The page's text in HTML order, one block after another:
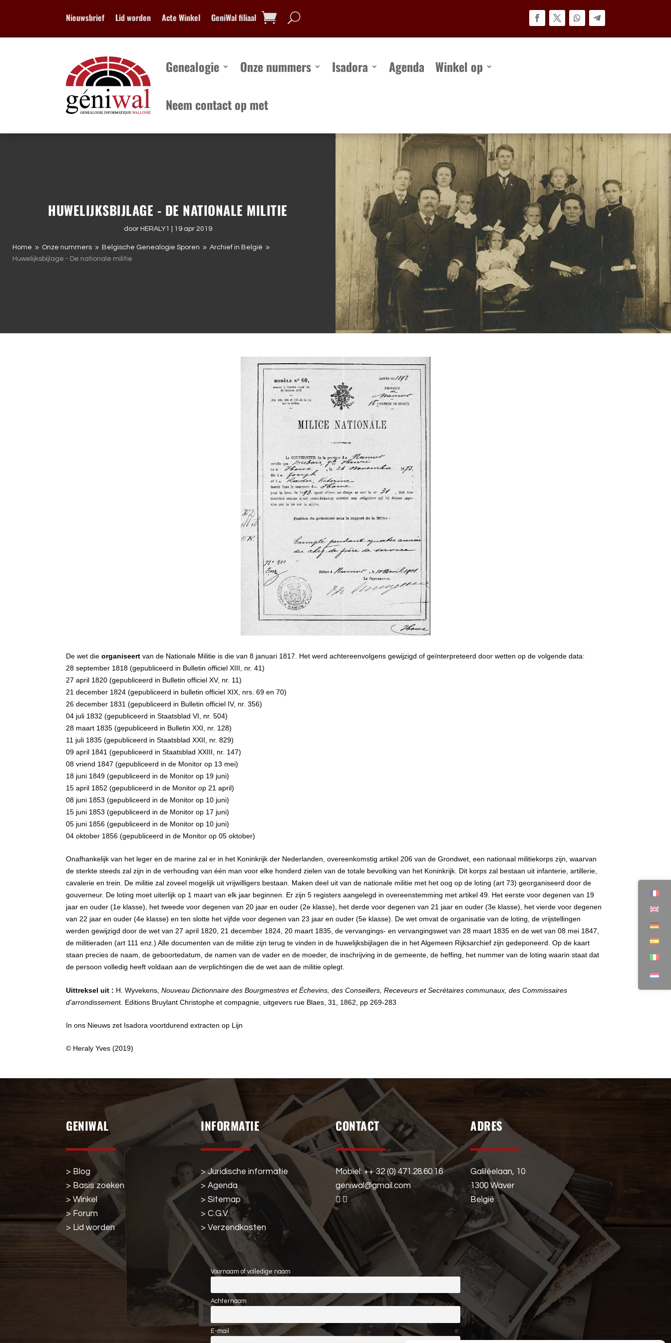
Nieuwsbrief Lid worden Acte Winkel GeniWal filiaal
Genealogie Onze nummers Isadora Agenda Winkel op
Neem contact op met
Isadora Agenda Winkel op Neem contact op met
HUWELIJKSBIJLAGE - DE NATIONALE MILITIE
door HERALY1 19 apr 2019
Home 9 Onze nummers 9 Belgische Genealogie Sporen 9 Archief in België 9
Huwelijksbijlage - De nationale militie
De wet die organiseert van de Nationale Militie is die van 8 januari 1817. Het werd achtereenvolgens gewijzigd of geïnterpreteerd door wetten op de volgende data:
28 september 1818 (gepubliceerd in Bulletin officiel XIII, nr. 41)
27 april 1820 (gepubliceerd in Bulletin officiel XV, nr. 11)
21 december 1824 (gepubliceerd in bulletin officiel XIX, nrs. 69 en 70)
26 december 1831 (gepubliceerd in Bulletin officiel IV, nr. 356)
04 juli 1832 (gepubliceerd in Staatsblad VI, nr. 504)
28 maart 1835 (gepubliceerd in Bulletin XXI, nr. 128)
11 juli 1835 (gepubliceerd in Staatsblad XXII, nr. 829)
09 april 1841 (gepubliceerd in Staatsblad XXIII, nr. 147)
08 vriend 1847 (gepubliceerd in de Monitor op 13 mei)
18 juni 1849 (gepubliceerd in de Monitor op 19 juni)
15 april 1852 (gepubliceerd in de Monitor op 21 april)
08 juni 1853 (gepubliceerd in de Monitor op 10 juni)
15 juni 1853 (gepubliceerd in de Monitor op 17 juni)
05 juni 1856 (gepubliceerd in de Monitor op 10 juni)
04 oktober 1856 (gepubliceerd in de Monitor op 05 oktober)
Onafhankelijk van het leger en de marine zal er in het Koninkrijk der Nederlanden, overeenkomstig artikel 206 van de Grondwet, een nationaal militiekorps zijn, waarvan
de sterkte steeds zal zijn in de verhouding van één man voor elke honderd zielen van de totale bevolking van het Koninkrijk. Dit korps zal bestaan uit infanterie, artillerie,
cavalerie en trein. De militie zal zoveel mogelijk uit vrijwilligers bestaan. Maken deel uit van de nationale militie met het oog op de loting (art 73) georganiseerd door de
gouverneur. De loting moet uiterlijk op 1 maart van elk jaar beginnen. Er zijn 5 registers aangelegd in overeenstemming met artikel 49. Het eerste voor degenen van 19
jaar en ouder (1e klasse), het tweede voor degenen van 20 jaar en ouder (2e klasse), het derde voor degenen van 21 jaar en ouder (3e klasse), het vierde voor degenen
van 22 jaar en ouder (4e klasse) en ten slotte het vijfde voor degenen van 23 jaar en ouder (5e klasse). De wet omvat de organisatie van de loting, de vrijstellingen
werden gewijzigd door de wet van 27 april 1820, 21 december 1824, 20 maart 1835, de vervangings- en vervangingswet van 28 maart 1835 en de wet van 08 mei 1847,
de militieraden (art 111 enz.) Alle documenten van de militie zijn terug te vinden in de huwelijksbijlagen die in het Algemeen Rijksarchief zijn gedeponeerd. Op de kaart
staan precies de naam, de geboortedatum, de namen van de vader en de moeder, de inschrijving in de gemeente, de heffing, het nummer van de loting waarin staat dat
de persoon volledig heeft voldaan aan de verplichtingen die de wet aan de militie oplegt.
Uittreksel uit : H. Wyvekens, Nouveau Dictionnaire des Bourgmestres et Échevins, des Conseillers, Receveurs et Secrétaires communaux, des Commissaires
d'arrondissement. Editions Bruylant Christophe et compagnie, uitgevers rue Blaes, 31, 1862, pp 269-283
In ons Nieuws zet Isadora voortdurend extracten op Lijn
© Heraly Yves (2019)
GENIWAL
> Blog
> Basis zoeken
> Winkel
> Forum
> Lid worden
INFORMATIE
> Juridische informatie
> Agenda
> Sitemap
> C.G.V.
> Verzendkosten
CONTACT
Mobiel: ++ 32 (0) 471.28.60.16
geniwal@gmail.com
ADRES
Galiléelaan, 10
1300 Waver
België
Voornaam of volledige naam
Achternaam
E-mail